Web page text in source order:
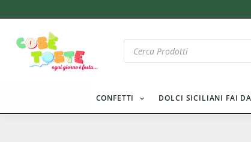
al
contenuto
Products
search
CONFETTI DOLCI SICILIANI FAI